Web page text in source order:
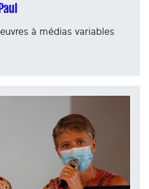
à médias variables